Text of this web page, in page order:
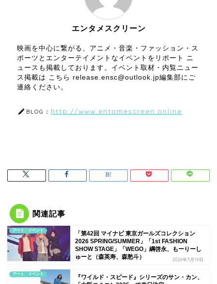
エンタメスクリーン
映画を中心に繋がる、アニメ・音楽・ファッション・ス
ポーツとエンターテイメントなイベントをリポート ニ
ュースも掲載しております。イベント取材・内覧ニュー
ス掲載は こちら release.ensc@outlook.jp編集部にご
連絡ください。
BLOG： http://www.entamescreen.online
関連記事
アート イベント
「第42回 マイナビ 東京ガールズコレクション
2026 SPRING/SUMMER」「1st FASHION
SHOW STAGE」「WEGO」綱啓永、もーりーし
ゅーと（森英寿、森愁斗）
2026年3月16日
アート イベント
『ワイルド・スピード』シリーズのサン・カン、